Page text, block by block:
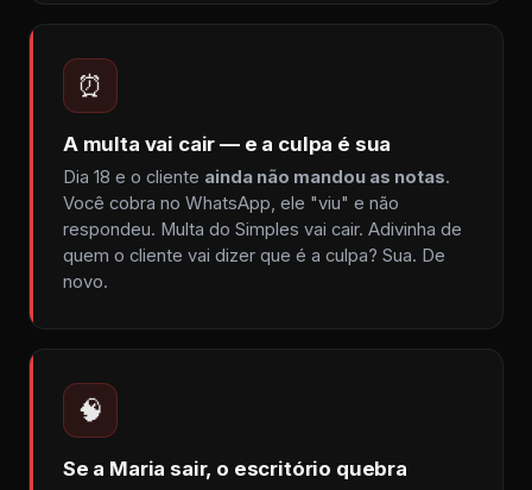
⏰
A multa vai cair — e a culpa é sua
Dia 18 e o cliente ainda não mandou as notas.
Você cobra no WhatsApp, ele "viu" e não
respondeu. Multa do Simples vai cair. Adivinha de
quem o cliente vai dizer que é a culpa? Sua. De
novo.
🧠
Se a Maria sair, o escritório quebra